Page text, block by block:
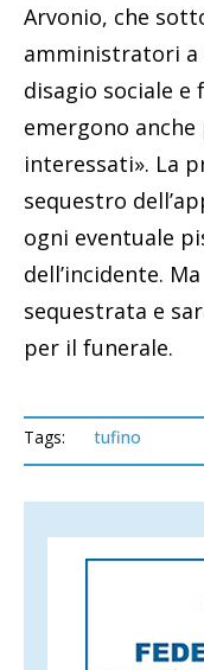
Arvonio, che
amministratori
disagio sociale
emergono
interessati». La
sequestro
ogni eventuale
dell’incidente.
sequestrata e
per il funerale.
Tags: tufino